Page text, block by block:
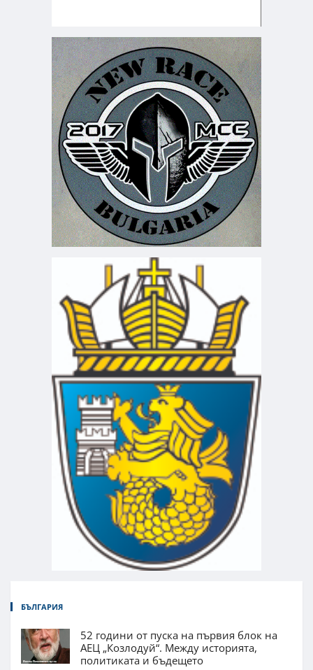
БЪЛГАРИЯ
52 години от пуска на първия блок на
АЕЦ „Козлодуй“. Между историята,
политиката и бъдещето